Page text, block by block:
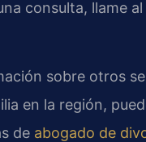
consulta, llame
sobre otros
en la región,
de abogado de